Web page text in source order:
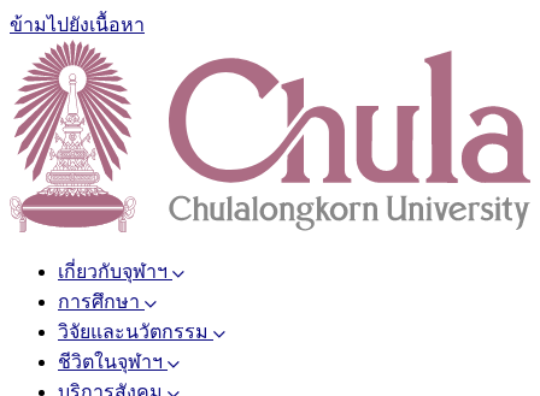
ข้ามไปยังเนื้อหา
เกี่ยวกับจุฬาฯ
การศึกษา
วิจัยและนวัตกรรม
ชีวิตในจุฬาฯ
บริการสังคม